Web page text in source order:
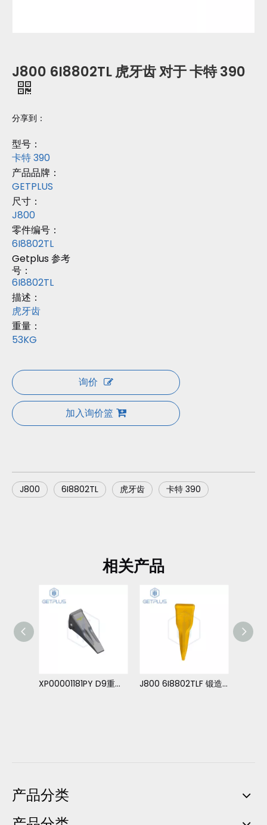
J800 6I8802TL 虎牙齿 对于 卡特 390
分享到：
型号：
卡特 390
产品品牌：
GETPLUS
尺寸：
J800
零件编号：
6I8802TL
Getplus 参考
号：
6I8802TL
描述：
虎牙齿
重量：
53KG
询价
加入询价篮
J800 6I8802TL 虎牙齿 卡特 390
相关产品
XP00001181PY D9重型锻造推土齿 J800 6I8802TLF 锻造凿岩器 斗齿 适用于 卡特 390
产品分类